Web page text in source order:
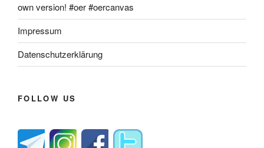
own version! #oer #oercanvas
Impressum
Datenschutzerklärung
FOLLOW US